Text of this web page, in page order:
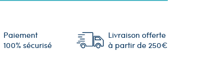
Paiement
100% sécurisé
Livraison offerte
à partir de 250€